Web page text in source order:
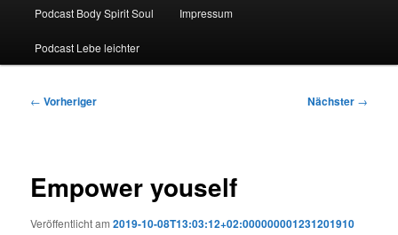
Podcast Body Spirit Soul Impressum
Podcast Lebe leichter
Beitragsnavigation
← Vorheriger Nächster →
Empower youself
Veröffentlicht am2019-10-08T13:03:12+02:000000001231201910